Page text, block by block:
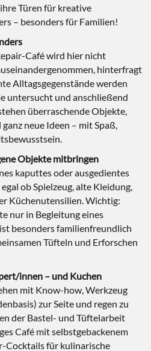
Türen für kreative
– besonders für Familien!
Café wird hier nicht
hinterfragt
Alltagsgegenstände werden
untersucht und anschließend
überraschende Objekte,
neue Ideen – mit Spaß,
Objekte mitbringen
kaputtes oder ausgedientes
ob Spielzeug, alte Kleidung,
Küchenutensilien. Wichtig:
nur in Begleitung eines
besonders familienfreundlich
Tüfteln und Erforschen
innen – und Kuchen
mit Know-how, Werkzeug
zur Seite und regen zu
der Bastel- und Tüftelarbeit
Café mit selbstgebackenem
Cocktails für kulinarische